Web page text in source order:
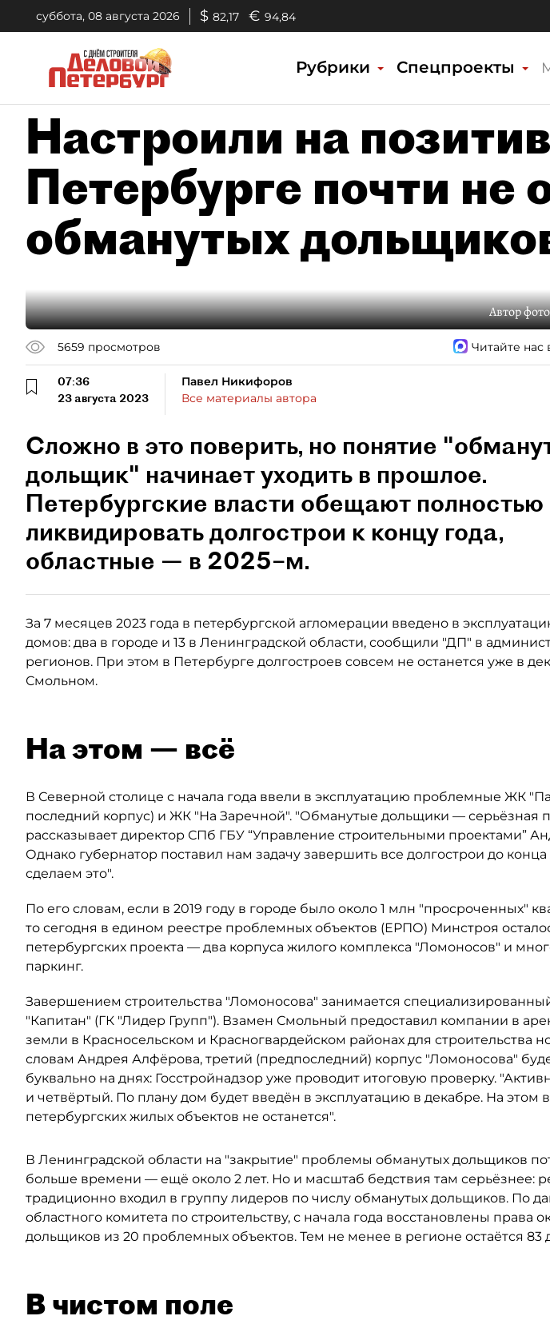
суббота, 08 августа 2026 $ 82,17 € 94,84
Рубрики Спецпроекты
Настроили на
Петербурге почти не
обманутых
Автор
5659 просмотров Читайте нас
07:36
23 августа 2023
Павел Никифоров
Все материалы автора
Сложно в это поверить, но понятие
дольщик" начинает уходить в прошлое.
Петербургские власти обещают полностью
ликвидировать долгострои к концу года,
областные — в 2025–м.
За 7 месяцев 2023 года в петербургской агломерации введено в
домов: два в городе и 13 в Ленинградской области, сообщили "ДП" в
регионов. При этом в Петербурге долгостроев совсем не останется уже в
Смольном.
На этом — всё
В Северной столице с начала года ввели в эксплуатацию проблемные ЖК
последний корпус) и ЖК "На Заречной". "Обманутые дольщики — серьёзная
рассказывает директор СПб ГБУ “Управление строительными проектами”
Однако губернатор поставил нам задачу завершить все долгострои до
сделаем это".
По его словам, если в 2019 году в городе было около 1 млн "просроченных"
то сегодня в едином реестре проблемных объектов (ЕРПО) Минстроя
петербургских проекта — два корпуса жилого комплекса "Ломоносов" и
паркинг.
Завершением строительства "Ломоносова" занимается
"Капитан" (ГК "Лидер Групп"). Взамен Смольный предоставил компании в
земли в Красносельском и Красногвардейском районах для строительства
словам Андрея Алфёрова, третий (предпоследний) корпус "Ломоносова"
буквально на днях: Госстройнадзор уже проводит итоговую проверку.
и четвёртый. По плану дом будет введён в эксплуатацию в декабре. На
петербургских жилых объектов не останется".
В Ленинградской области на "закрытие" проблемы обманутых дольщиков
больше времени — ещё около 2 лет. Но и масштаб бедствия там серьёзнее:
традиционно входил в группу лидеров по числу обманутых дольщиков. По
областного комитета по строительству, с начала года восстановлены права
дольщиков из 20 проблемных объектов. Тем не менее в регионе остаётся 83
В чистом поле